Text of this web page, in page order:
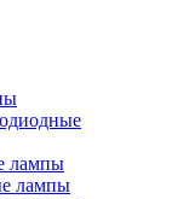
лампы
лампы